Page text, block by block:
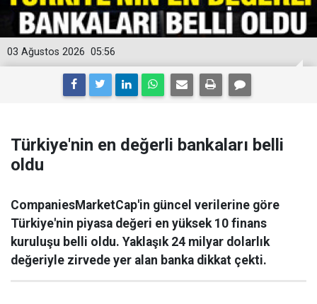
05:56
03 Ağustos 2026
Türkiye'nin en değerli bankaları belli
oldu
CompaniesMarketCap'in güncel verilerine göre
Türkiye'nin piyasa değeri en yüksek 10 finans
kuruluşu belli oldu. Yaklaşık 24 milyar dolarlık
değeriyle zirvede yer alan banka dikkat çekti.